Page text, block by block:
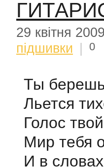
29 квітня
підшивки
0
Ты
Льется
Голос
Мир тебя
И в